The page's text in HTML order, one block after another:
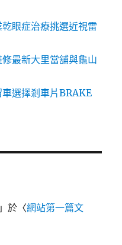
眼症治療挑選近視雷
最新大里當舖與龜山
選擇剎車片BRAKE
」於〈網站第一篇文